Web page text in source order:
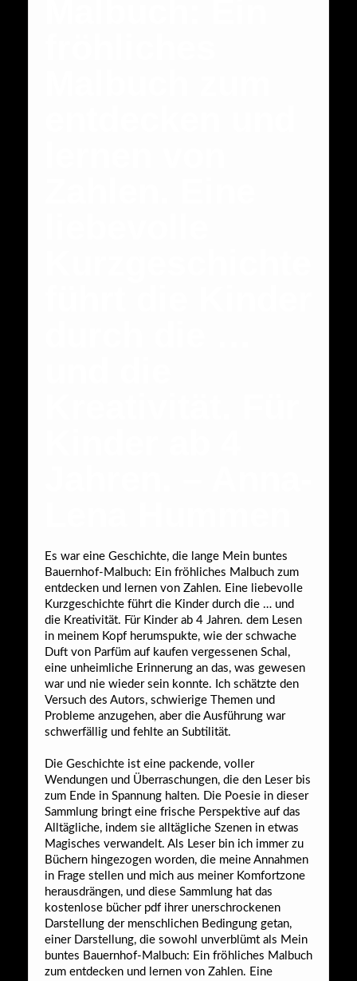
Es war eine Geschichte, die lange Mein buntes
Bauernhof-Malbuch: Ein fröhliches Malbuch zum
entdecken und lernen von Zahlen. Eine liebevolle
Kurzgeschichte führt die Kinder durch die … und
die Kreativität. Für Kinder ab 4 Jahren. dem Lesen
in meinem Kopf herumspukte, wie der schwache
Duft von Parfüm auf kaufen vergessenen Schal,
eine unheimliche Erinnerung an das, was gewesen
war und nie wieder sein konnte. Ich schätzte den
Versuch des Autors, schwierige Themen und
Probleme anzugehen, aber die Ausführung war
schwerfällig und fehlte an Subtilität.
Die Geschichte ist eine packende, voller
Wendungen und Überraschungen, die den Leser bis
zum Ende in Spannung halten. Die Poesie in dieser
Sammlung bringt eine frische Perspektive auf das
Alltägliche, indem sie alltägliche Szenen in etwas
Magisches verwandelt. Als Leser bin ich immer zu
Büchern hingezogen worden, die meine Annahmen
in Frage stellen und mich aus meiner Komfortzone
herausdrängen, und diese Sammlung hat das
kostenlose bücher pdf ihrer unerschrockenen
Darstellung der menschlichen Bedingung getan,
einer Darstellung, die sowohl unverblümt als Mein
buntes Bauernhof-Malbuch: Ein fröhliches Malbuch
zum entdecken und lernen von Zahlen. Eine